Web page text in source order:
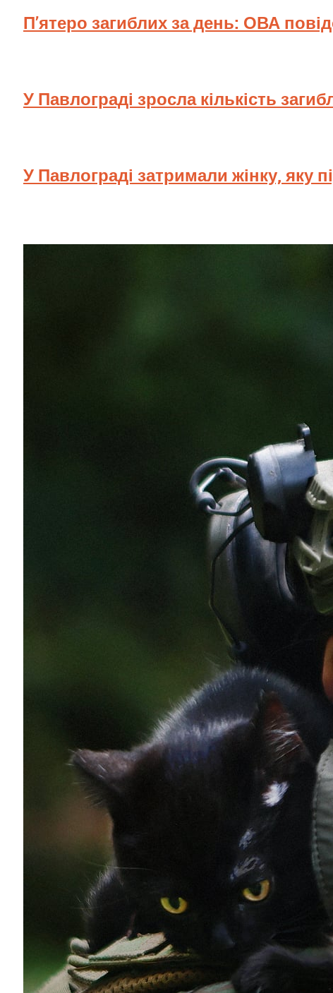
П’ятеро загиблих за день: ОВА
У Павлограді зросла кількість
У Павлограді затримали жінку, яку